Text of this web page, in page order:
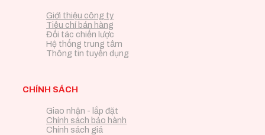
Giới thiệu công ty
Tiêu chí bán hàng
Đối tác chiến lược
Hệ thống trung tâm
Thông tin tuyển dụng
CHÍNH SÁCH
Giao nhận - lắp đặt
Chính sách bảo hành
Chính sách giá